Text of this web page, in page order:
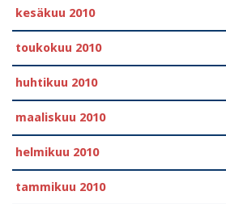
kesäkuu 2010
toukokuu 2010
huhtikuu 2010
maaliskuu 2010
helmikuu 2010
tammikuu 2010